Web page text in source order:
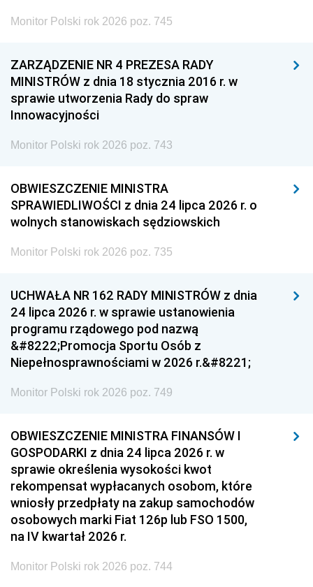
Monitor Polski rok 2026 poz. 745
ZARZĄDZENIE NR 4 PREZESA RADY
MINISTRÓW z dnia 18 stycznia 2016 r. w
sprawie utworzenia Rady do spraw
Innowacyjności
Monitor Polski rok 2026 poz. 743
OBWIESZCZENIE MINISTRA
SPRAWIEDLIWOŚCI z dnia 24 lipca 2026 r. o
wolnych stanowiskach sędziowskich
Monitor Polski rok 2026 poz. 735
UCHWAŁA NR 162 RADY MINISTRÓW z dnia
24 lipca 2026 r. w sprawie ustanowienia
programu rządowego pod nazwą
&#8222;Promocja Sportu Osób z
Niepełnosprawnościami w 2026 r.&#8221;
Monitor Polski rok 2026 poz. 749
OBWIESZCZENIE MINISTRA FINANSÓW I
GOSPODARKI z dnia 24 lipca 2026 r. w
sprawie określenia wysokości kwot
rekompensat wypłacanych osobom, które
wniosły przedpłaty na zakup samochodów
osobowych marki Fiat 126p lub FSO 1500,
na IV kwartał 2026 r.
Monitor Polski rok 2026 poz. 744